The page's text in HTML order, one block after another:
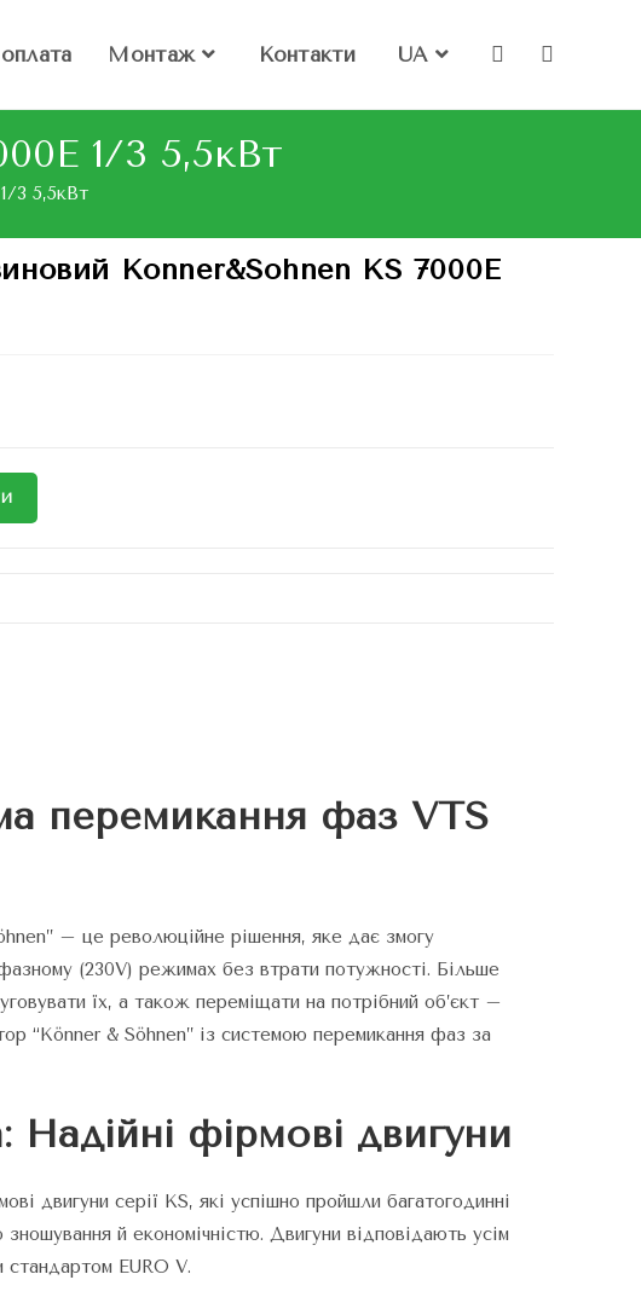
Монтаж Контакти UA
1/3 5,5кВт
3 5,5кВт
Konner&Sohnen KS 7000E
перемикання фаз VTS
– це революційне рішення, яке дає змогу
(230V) режимах без втрати потужності. Більше
їх, а також переміщати на потрібний об’єкт –
“Könner & Söhnen” із системою перемикання фаз за
фірмові двигуни
двигуни серії KS, які успішно пройшли багатогодинні
й економічністю. Двигуни відповідають усім
стандартом EURO V.